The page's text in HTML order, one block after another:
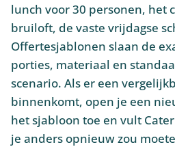
lunch voor 30 personen, het
bruiloft, de vaste vrijdagse
Offertesjablonen slaan de
porties, materiaal en
scenario. Als er een
binnenkomt, open je een
het sjabloon toe en vult
je anders opnieuw zou